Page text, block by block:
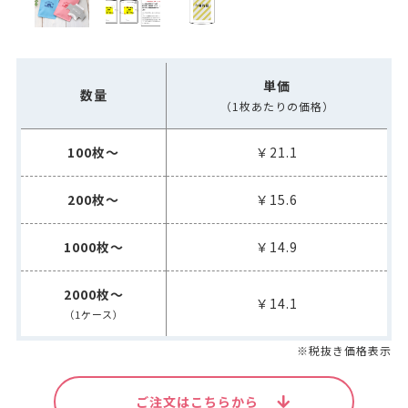
数量 単価
（1枚あたりの価格）
100枚～ ￥21.1
200枚～ ￥15.6
1000枚～ ￥14.9
2000枚～
（1ケース）
￥14.1
※税抜き価格表示
ご注文はこちらから